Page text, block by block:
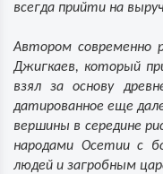
всегда прийти на
Автором современно
Джигкаев, который
взял за основу
датированное еще
вершины в середине
народами Осетии с
людей и загробным